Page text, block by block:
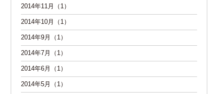
2014年11月（1）
2014年10月（1）
2014年9月（1）
2014年7月（1）
2014年6月（1）
2014年5月（1）